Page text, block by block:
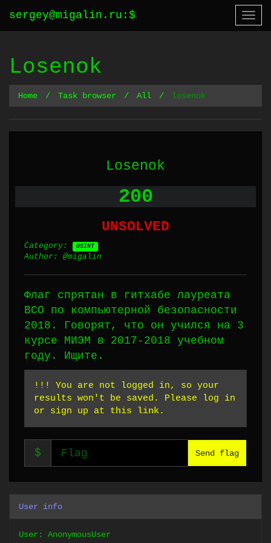
sergey@migalin.ru : $
Losenok
Home Task browser All losenok
Losenok
200
UNSOLVED
Category: OSINT
Author: @migalin
Флаг спрятан в гитхабе лауреата
ВСО по компьютерной безопасности
2018. Говорят, что он учился на 3
курсе МИЭМ в 2017-2018 учебном
году. Ищите.
!!! You are not logged in, so your
results won't be saved. Please log in
or sign up at this link.
$ Send flag
User info
User: AnonymousUser